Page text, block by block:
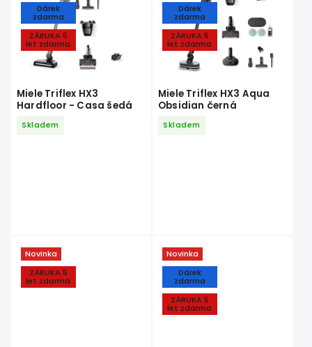
Dárek
zdarma
ZÁRUKA 5
let zdarma
Miele Triflex HX3
Hardfloor - Casa šedá
Skladem
Dárek
zdarma
ZÁRUKA 5
let zdarma
Miele Triflex HX3 Aqua
Obsidian černá
Skladem
Novinka
ZÁRUKA 5
let zdarma
Novinka
Dárek
zdarma
ZÁRUKA 5
let zdarma